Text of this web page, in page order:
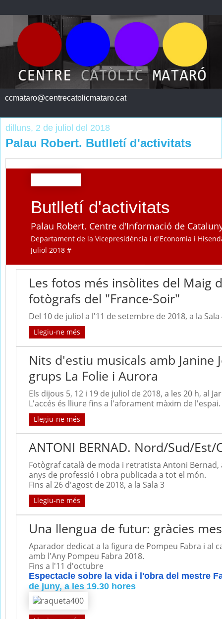
ccmataro@centrecatolicmataro.cat
dilluns, 2 de juliol del 2018
Palau Robert. Butlletí d'activitats
Butlletí d'activitats
Palau Robert. Centre d'Informació de
Departament de la Vicepresidència i d'Economia i
Juliol 2018 #
Les fotos més insòlites del Maig
fotògrafs del "France-Soir"
Del 10 de juliol a l'11 de setembre de 2018, a la Sala
Llegiu-ne més
Nits d'estiu musicals amb Janine
grups La Folie i Aurora
Els dijous 5, 12 i 19 de juliol de 2018, a les 20 h, al
L'accés és lliure fins a l'aforament màxim de l'espai.
Llegiu-ne més
ANTONI BERNAD. Nord/Sud/Est/
Fotògraf català de moda i retratista Antoni Bernad,
anys de professió i obra publicada a tot el món.
Fins al 26 d'agost de 2018, a la Sala 3
Llegiu-ne més
Una llengua de futur: gràcies
Aparador dedicat a la figura de Pompeu Fabra i al
amb l'Any Pompeu Fabra 2018.
Fins a l'11 d'octubre
Espectacle sobre la vida i l'obra del mestre
de juny, a les 19.30 hores